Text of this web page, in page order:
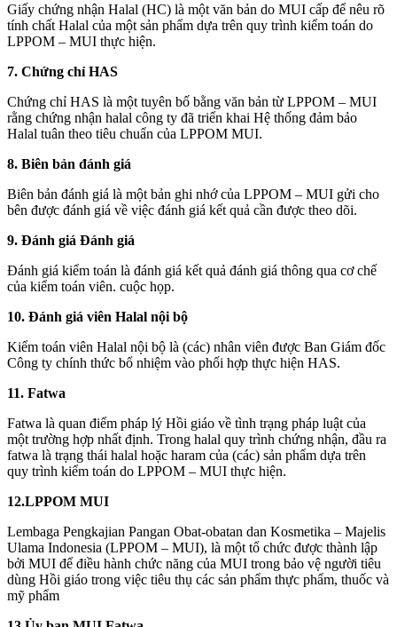
Giấy chứng nhận Halal (HC) là một văn bản do MUI cấp để nêu rõ
tính chất Halal của một sản phẩm dựa trên quy trình kiểm toán do
LPPOM – MUI thực hiện.
7. Chứng chỉ HAS
Chứng chỉ HAS là một tuyên bố bằng văn bản từ LPPOM – MUI
rằng chứng nhận halal công ty đã triển khai Hệ thống đảm bảo
Halal tuân theo tiêu chuẩn của LPPOM MUI.
8. Biên bản đánh giá
Biên bản đánh giá là một bản ghi nhớ của LPPOM – MUI gửi cho
bên được đánh giá về việc đánh giá kết quả cần được theo dõi.
9. Đánh giá Đánh giá
Đánh giá kiểm toán là đánh giá kết quả đánh giá thông qua cơ chế
của kiểm toán viên. cuộc họp.
10. Đánh giá viên Halal nội bộ
Kiểm toán viên Halal nội bộ là (các) nhân viên được Ban Giám đốc
Công ty chính thức bổ nhiệm vào phối hợp thực hiện HAS.
11. Fatwa
Fatwa là quan điểm pháp lý Hồi giáo về tình trạng pháp luật của
một trường hợp nhất định. Trong halal quy trình chứng nhận, đầu ra
fatwa là trạng thái halal hoặc haram của (các) sản phẩm dựa trên
quy trình kiểm toán do LPPOM – MUI thực hiện.
12.LPPOM MUI
Lembaga Pengkajian Pangan Obat-obatan dan Kosmetika – Majelis
Ulama Indonesia (LPPOM – MUI), là một tổ chức được thành lập
bởi MUI để điều hành chức năng của MUI trong bảo vệ người tiêu
dùng Hồi giáo trong việc tiêu thụ các sản phẩm thực phẩm, thuốc và
mỹ phẩm